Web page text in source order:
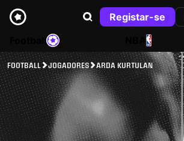
Registar-se
NBA
FOOTBALL JOGADORES ARDA KURTULAN